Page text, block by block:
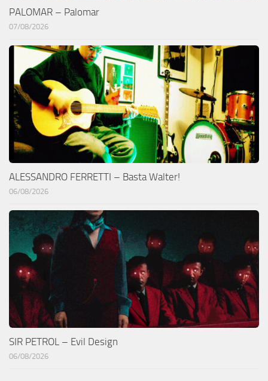
PALOMAR – Palomar
07/08/2026
ALESSANDRO FERRETTI – Basta Walter!
06/08/2026
SIR PETROL – Evil Design
06/08/2026